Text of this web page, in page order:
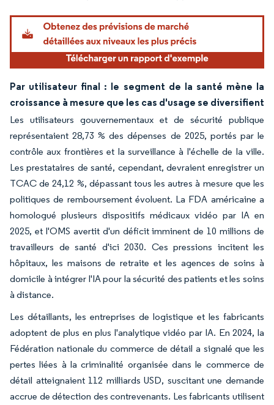
Par utilisateur final : le segment de la santé mène la
croissance à mesure que les cas d'usage se diversifient
Les utilisateurs gouvernementaux et de sécurité publique
représentaient 28,73 % des dépenses de 2025, portés par le
contrôle aux frontières et la surveillance à l'échelle de la ville.
Les prestataires de santé, cependant, devraient enregistrer un
TCAC de 24,12 %, dépassant tous les autres à mesure que les
politiques de remboursement évoluent. La FDA américaine a
homologué plusieurs dispositifs médicaux vidéo par IA en
2025, et l'OMS avertit d'un déficit imminent de 10 millions de
travailleurs de santé d'ici 2030. Ces pressions incitent les
hôpitaux, les maisons de retraite et les agences de soins à
domicile à intégrer l'IA pour la sécurité des patients et les soins
à distance.
Les détaillants, les entreprises de logistique et les fabricants
adoptent de plus en plus l'analytique vidéo par IA. En 2024, la
Fédération nationale du commerce de détail a signalé que les
pertes liées à la criminalité organisée dans le commerce de
détail atteignaient 112 milliards USD, suscitant une demande
accrue de détection des contrevenants. Les fabricants utilisent